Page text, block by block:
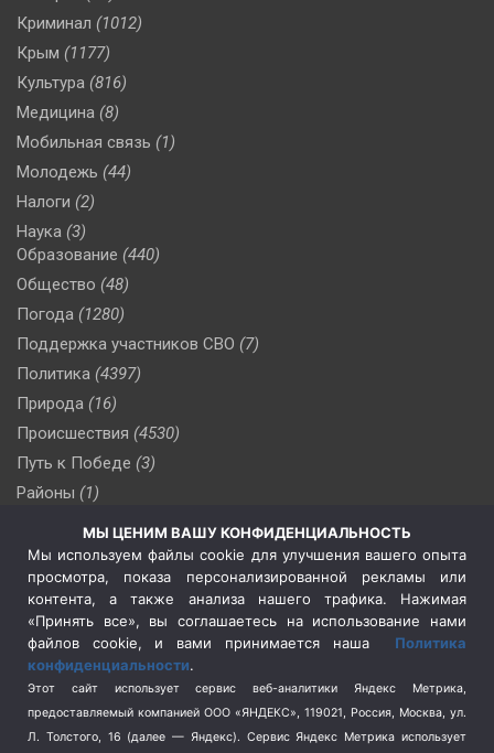
Криминал (1012)
Крым (1177)
Культура (816)
Медицина (8)
Мобильная связь (1)
Молодежь (44)
Налоги (2)
Наука (3)
Образование (440)
Общество (48)
Погода (1280)
Поддержка участников СВО (7)
Политика (4397)
Природа (16)
Происшествия (4530)
Путь к Победе (3)
Районы (1)
(510)
Сельское хозяйство (3)
Социальная политика
(3)
Спецоперация в Украине
Спецоперация на Украине
(404)
Спорт (740)
Терроризм (1)
МЫ ЦЕНИМ ВАШУ КОНФИДЕНЦИАЛЬНОСТЬ
Мы используем файлы cookie для улучшения вашего опыта
просмотра, показа персонализированной рекламы или
контента, а также анализа нашего трафика. Нажимая
«Принять все», вы соглашаетесь на использование нами
файлов cookie, и вами принимается наша Политика
конфиденциальности.
Этот сайт использует сервис веб-аналитики Яндекс Метрика,
предоставляемый компанией ООО «ЯНДЕКС», 119021, Россия, Москва, ул.
Л. Толстого, 16 (далее — Яндекс). Сервис Яндекс Метрика использует